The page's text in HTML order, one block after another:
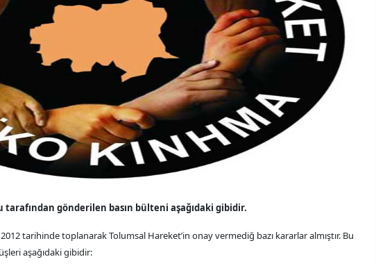
gönderilen basın bülteni aşağıdaki gibidir.
tarihinde toplanarak Tolumsal Hareket’in onay vermediğ bazı kararlar almıştır. Bu
aşağıdaki gibidir: